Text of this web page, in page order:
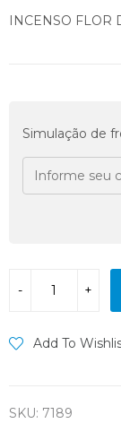
INCENSO FLOR
Simulação de
Add To
SKU: 7189